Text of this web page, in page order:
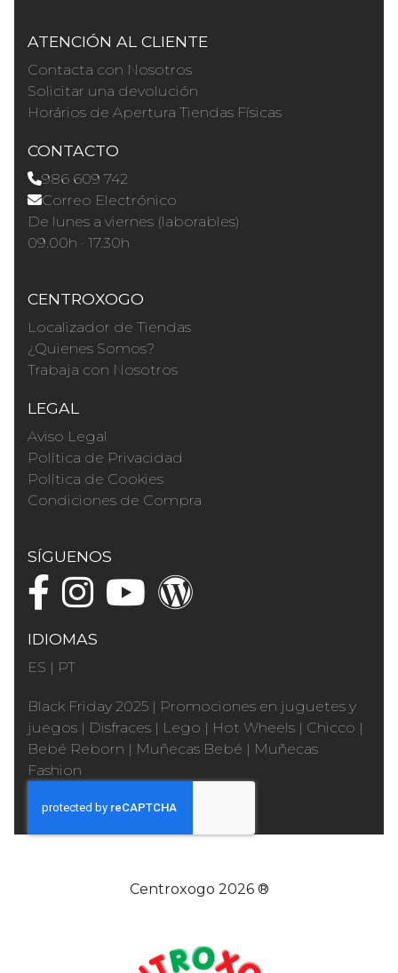
ATENCIÓN AL CLIENTE
Contacta con Nosotros
Solicitar una devolución
Horários de Apertura Tiendas Físicas
CONTACTO
986 609 742
Correo Electrónico
De lunes a viernes (laborables)
09.00h · 17.30h
CENTROXOGO
Localizador de Tiendas
¿Quienes Somos?
Trabaja con Nosotros
LEGAL
Aviso Legal
Política de Privacidad
Política de Cookies
Condiciones de Compra
SÍGUENOS
IDIOMAS
ES | PT
Black Friday 2025 | Promociones en juguetes y
juegos | Disfraces | Lego | Hot Wheels | Chicco |
Bebé Reborn | Muñecas Bebé | Muñecas
Fashion
Centroxogo 2026 ®